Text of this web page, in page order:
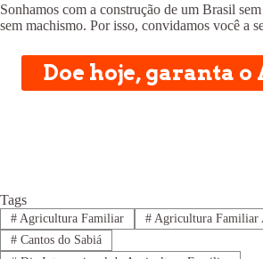
Sonhamos com a construção de um Brasil
sem machismo. Por isso, convidamos você a
Doe hoje, garanta o
Tags
#Agricultura Familiar #Agricultura Familiar
#Cantos do Sabiá